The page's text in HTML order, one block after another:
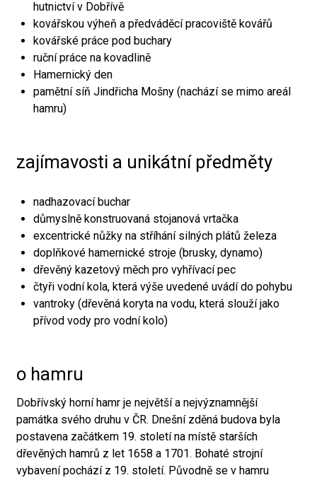
hutnictví v Dobřívě
kovářskou výheň a předváděcí pracoviště kovářů
kovářské práce pod buchary
ruční práce na kovadlině
Hamernický den
pamětní síň Jindřicha Mošny (nachází se mimo areál
hamru)
zajímavosti a unikátní předměty
nadhazovací buchar
důmyslně konstruovaná stojanová vrtačka
excentrické nůžky na stříhání silných plátů železa
doplňkové hamernické stroje (brusky, dynamo)
dřevěný kazetový měch pro vyhřívací pec
čtyři vodní kola, která výše uvedené uvádí do pohybu
vantroky (dřevěná koryta na vodu, která slouží jako
přívod vody pro vodní kolo)
o hamru
Dobřívský horní hamr je největší a nejvýznamnější
památka svého druhu v ČR. Dnešní zděná budova byla
postavena začátkem 19. století na místě starších
dřevěných hamrů z let 1658 a 1701. Bohaté strojní
vybavení pochází z 19. století. Původně se v hamru